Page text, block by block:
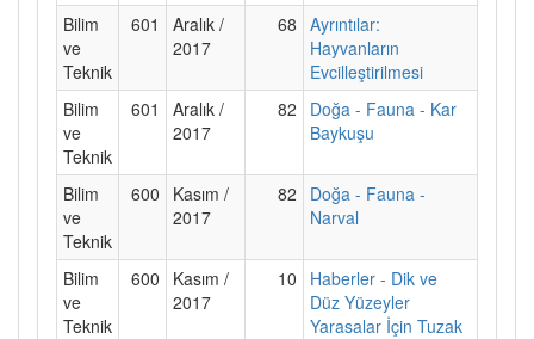
Bilim
ve
Teknik
601
Aralık /
2017
68 Ayrıntılar:
Hayvanların
Evcilleştirilmesi
Bilim
ve
Teknik
601
Aralık /
2017
82
Doğa - Fauna - Kar
Baykuşu
Bilim
ve
Teknik
600
Kasım /
2017
82
Doğa - Fauna -
Narval
Bilim
ve
Teknik
600
Kasım /
2017
10
Haberler - Dik ve
Düz Yüzeyler
Yarasalar İçin Tuzak